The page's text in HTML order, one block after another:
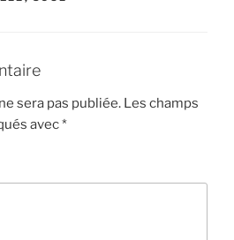
sera pas publiée. Les champs
avec*